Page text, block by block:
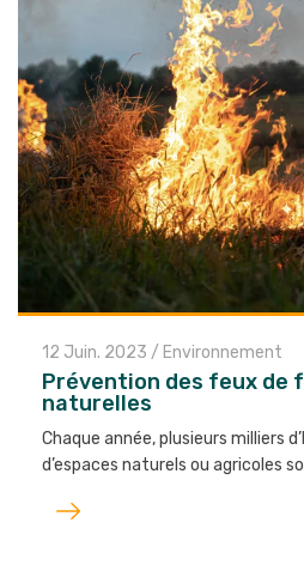
12 Juin. 2023 / Environnement
Prévention des feux de
naturelles
Chaque année, plusieurs milliers
d’espaces naturels ou agricoles
Lire
l'article